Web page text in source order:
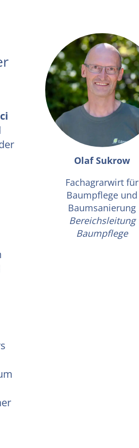
Olaf Sukrow
Fachagrarwirt für
Baumpflege und
Baumsanierung
Bereichsleitung
Baumpflege